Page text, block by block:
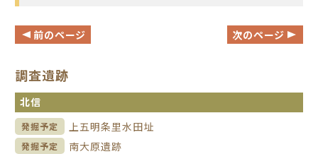
前のページ 次のページ
調査遺跡
北信
発掘予定 上五明条里水田址
発掘予定 南大原遺跡